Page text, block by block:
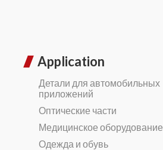
Application
Детали для автомобильных
приложений
Оптические части
Медицинское оборудование
Одежда и обувь